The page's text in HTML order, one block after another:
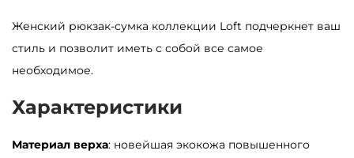
с
т
в
т
Женский рюкзак-сумка коллекции Loft подчеркнет ваш
стиль и позволит иметь с собой все самое
необходимое.
Характеристики
Материал верха: новейшая экокожа повышенного